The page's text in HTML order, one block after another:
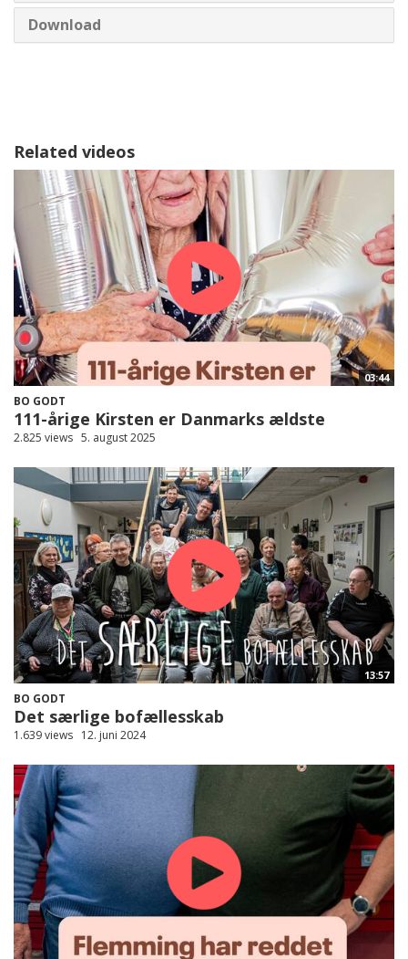
Download
Related videos
03:44
BO GODT
111-årige Kirsten er Danmarks ældste
2.825 views 5. august 2025
13:57
BO GODT
Det særlige bofællesskab
1.639 views 12. juni 2024